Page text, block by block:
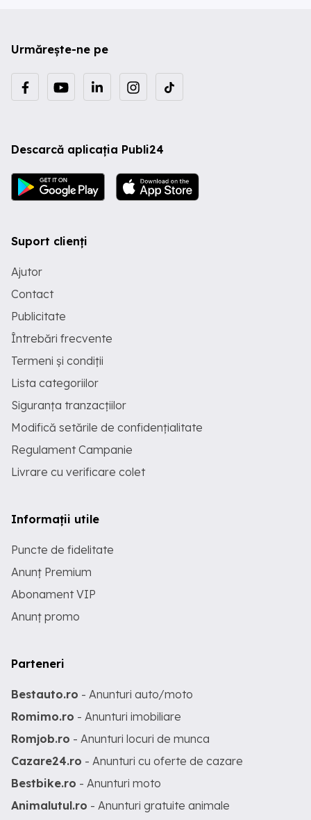
Urmărește-ne pe
Descarcă aplicația Publi24
Suport clienți
Ajutor
Contact
Publicitate
Întrebări frecvente
Termeni și condiții
Lista categoriilor
Siguranța tranzacțiilor
Modifică setările de confidențialitate
Regulament Campanie
Livrare cu verificare colet
Informații utile
Puncte de fidelitate
Anunț Premium
Abonament VIP
Anunț promo
Parteneri
Bestauto.ro - Anunturi auto/moto
Romimo.ro - Anunturi imobiliare
Romjob.ro - Anunturi locuri de munca
Cazare24.ro - Anunturi cu oferte de cazare
Bestbike.ro - Anunturi moto
Animalutul.ro - Anunturi gratuite animale